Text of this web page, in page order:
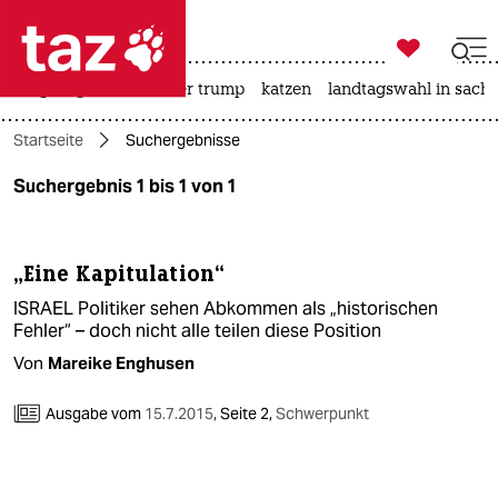
 taz zahl ich
taz zahl ich
themen
öko
gesellschaft
kultur

taz zahl ich
usa unter trump katzen landtagswahl in
Startseite Suchergebnisse
Suchergebnis 1 bis 1 von 1
„Eine Kapitulation“
ISRAEL Politiker sehen Abkommen als „historischen
Fehler“ – doch nicht alle teilen diese Position
Von Mareike Enghusen
Ausgabe vom 15.7.2015,Seite 2,Schwerpunkt